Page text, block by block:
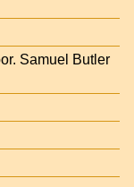
Samuel Butler